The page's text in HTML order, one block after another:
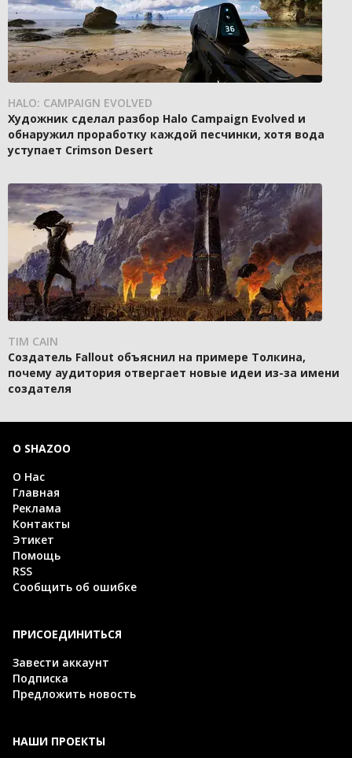
HALO: CAMPAIGN EVOLVED
Художник сделал разбор Halo Campaign Evolved и
обнаружил проработку каждой песчинки, хотя вода
уступает Crimson Desert
TIM CAIN
Создатель Fallout объяснил на примере Толкина,
почему аудитория отвергает новые идеи из-за имени
создателя
О SHAZOO
О Нас
Главная
Реклама
Контакты
Этикет
Помощь
RSS
Сообщить об ошибке
ПРИСОЕДИНИТЬСЯ
Завести аккаунт
Подписка
Предложить новость
НАШИ ПРОЕКТЫ